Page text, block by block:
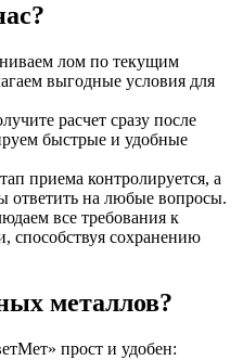
лом по текущим
выгодные условия для
расчет сразу после
быстрые и удобные
приема контролируется, а
ответить на любые вопросы.
все требования к
способствуя сохранению
металлов?
прост и удобен: